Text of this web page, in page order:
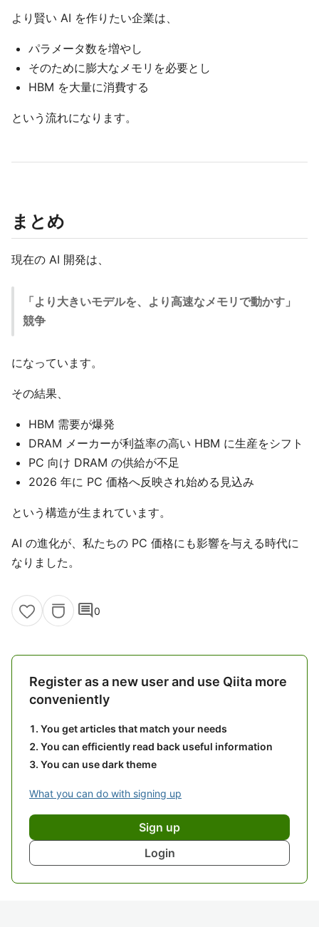
より賢い AI を作りたい企業は、
パラメータ数を増やし
そのために膨大なメモリを必要とし
HBM を大量に消費する
という流れになります。
まとめ
現在の AI 開発は、
「より大きいモデルを、より高速なメモリで動かす」
競争
になっています。
その結果、
HBM 需要が爆発
DRAM メーカーが利益率の高い HBM に生産をシフト
PC 向け DRAM の供給が不足
2026 年に PC 価格へ反映され始める見込み
という構造が生まれています。
AI の進化が、私たちの PC 価格にも影響を与える時代に
なりました。
comment0
Register as a new user and use Qiita more
conveniently
You get articles that match your needs
You can efficiently read back useful information
You can use dark theme
What you can do with signing up
Sign up
Login